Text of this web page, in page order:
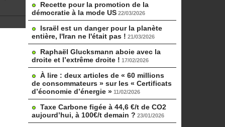
Recette pour la promotion de la
démocratie à la mode US 22/03/2026
Israël est un danger pour la planète
entière, l'Iran ne l'était pas ! 21/03/2026
Raphaël Glucksmann aboie avec la
droite et l’extrême droite ! 17/02/2026
À lire : deux articles de « 60 millions
de consommateurs » sur les « Certificats
d’économie d’énergie » 11/02/2026
Taxe Carbone figée à 44,6 €/t de CO2
aujourd’hui, à 100€/t demain ? 23/01/2026